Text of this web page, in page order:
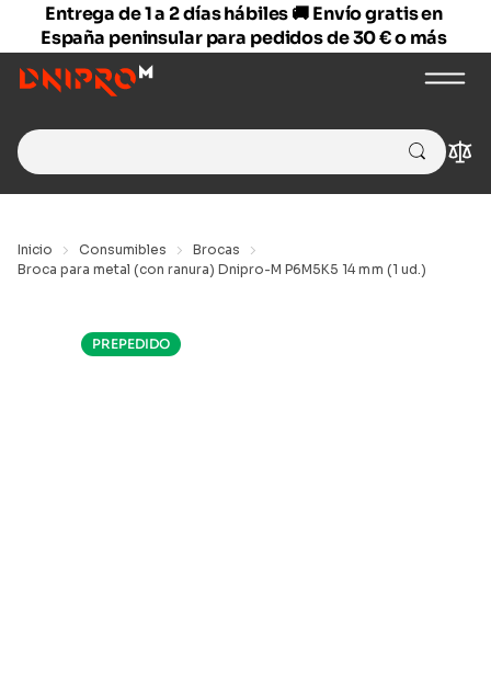
Entrega de 1 a 2 días hábiles 🚚 Envío gratis en
España peninsular para pedidos de 30 € o más
Search
for:
Inicio Consumibles
Brocas
Broca para metal (con ranura) Dnipro-M P6M5K5 14 mm (1 ud.)
PREPEDIDO